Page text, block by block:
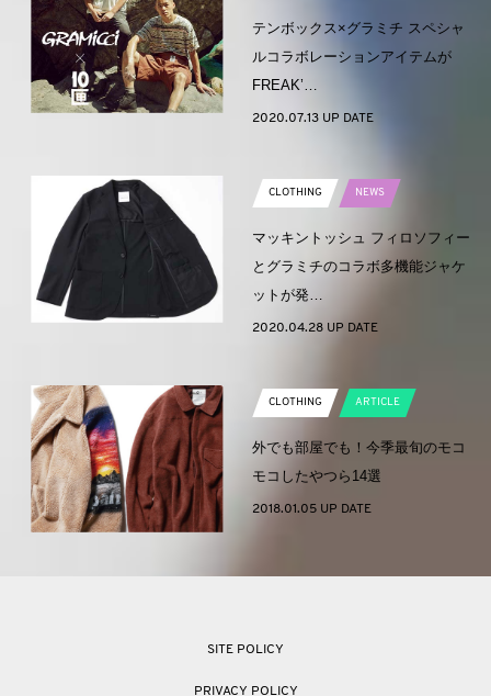
テンボックス×グラミチ スペシャ
ルコラボレーションアイテムが
FREAK’…
2020.07.13 UP DATE
CLOTHING NEWS
マッキントッシュ フィロソフィー
とグラミチのコラボ多機能ジャケ
ットが発…
2020.04.28 UP DATE
CLOTHING ARTICLE
外でも部屋でも！今季最旬のモコ
モコしたやつら14選
2018.01.05 UP DATE
SITE POLICY
PRIVACY POLICY